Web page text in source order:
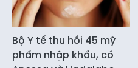
Bộ Y tế thu hồi 45 mỹ
phẩm nhập khẩu, có